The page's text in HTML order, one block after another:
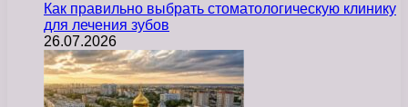
Как правильно выбрать стоматологическую клинику
для лечения зубов
26.07.2026